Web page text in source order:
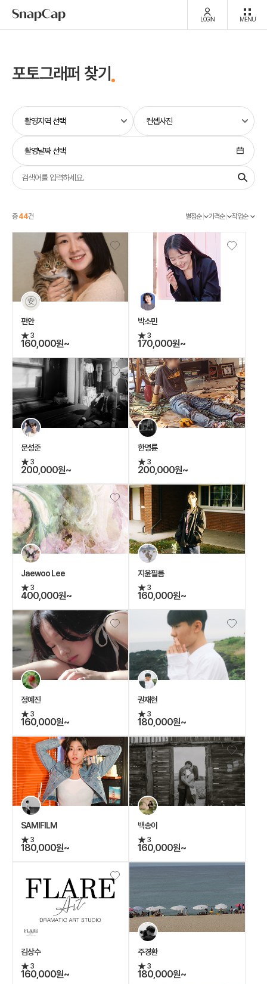
LOGIN MENU
포토그래퍼 찾기
촬영날짜 선택
총44건 별점순 가격순 작업순
편안
3
160,000원~
박소민
3
170,000원~
문성준
3
200,000원~
한명륜
3
200,000원~
Jaewoo Lee
3
400,000원~
지윤필름
3
160,000원~
정예진
3
160,000원~
권재현
3
180,000원~
SAMIFILM
3
180,000원~
백송이
3
160,000원~
김상수
3
160,000원~
주경환
3
180,000원~